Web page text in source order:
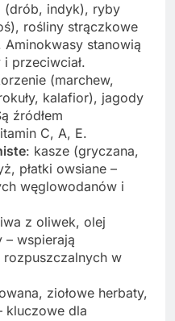
(drób, indyk), ryby
rośliny strączkowe
stanowią
przeciwciał.
(marchew,
kalafior), jagody
źródłem
C, A, E.
: kasze (gryczana,
płatki owsiane –
węglowodanów i
z oliwek, olej
– wspierają
rozpuszczalnych w
ziołowe herbaty,
kluczowe dla